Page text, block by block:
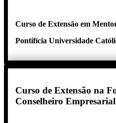
Curso de Extensão em
Pontifícia Universidade
Curso de Extensão na
Conselheiro Empresarial